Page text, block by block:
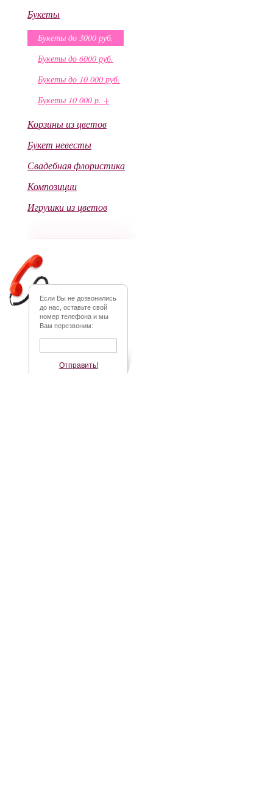
Букеты
Букеты до 3000 руб.
Букеты до 6000 руб.
Букеты до 10 000 руб.
Букеты 10 000 р. +
Корзины из цветов
Букет невесты
Свадебная флористика
Композиции
Игрушки из цветов
Если Вы не дозвонились
до нас, оставьте свой
номер телефона и мы
Вам перезвоним:
Отправить!